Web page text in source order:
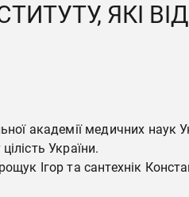
ЯКІ
академії медичних
України.
Ігор та сантехнік